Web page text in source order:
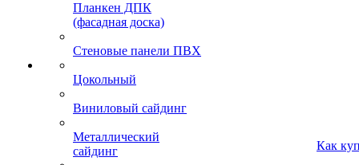
Планкен ДПК
(фасадная доска)
Стеновые панели ПВХ
Цокольный
Виниловый сайдинг
Металлический
сайдинг
Как